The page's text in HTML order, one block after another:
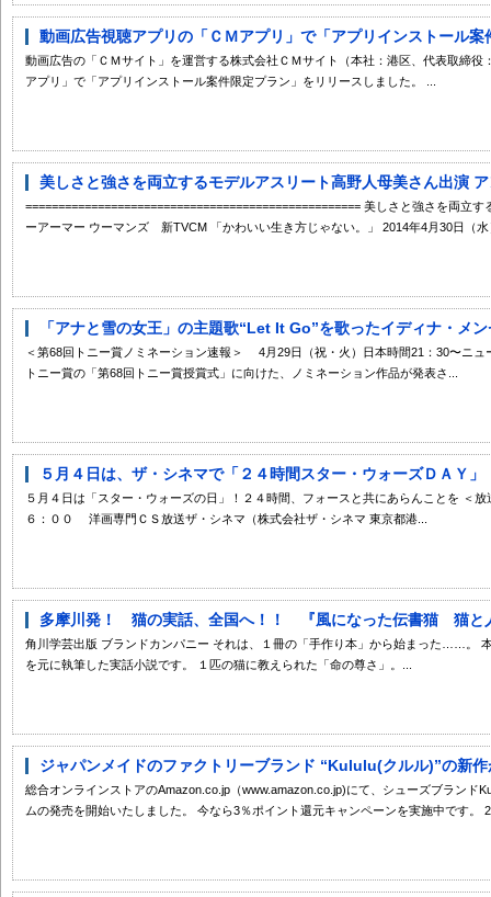
動画広告視聴アプリの「ＣＭアプリ」で「アプリインストール案
動画広告の「ＣＭサイト」を運営する株式会社ＣＭサイト（本社：港区、代表取締
アプリ」で「アプリインストール案件限定プラン」をリリースしました。 ...
美しさと強さを両立するモデルアスリート高野人母美さん出演
=================================================== 美しさと強さを両立
ーアーマー ウーマンズ 新TVCM 「かわいい生き方じゃない。」 2014年4月30日（
「アナと雪の女王」の主題歌“Let It Go”を歌ったイディナ・メ
＜第68回トニー賞ノミネーション速報＞ 4月29日（祝・火）日本時間21：30〜ニュ
トニー賞の「第68回トニー賞授賞式」に向けた、ノミネーション作品が発表さ...
５月４日は、ザ・シネマで「２４時間スター・ウォーズＤＡＹ
５月４日は「スター・ウォーズの日」！２４時間、フォースと共にあらんことを ＜
６：００ 洋画専門ＣＳ放送ザ・シネマ（株式会社ザ・シネマ 東京都港...
多摩川発！ 猫の実話、全国へ！！ 『風になった伝書猫 猫と
角川学芸出版 ブランドカンパニー それは、１冊の「手作り本」から始まった……。
を元に執筆した実話小説です。 １匹の猫に教えられた「命の尊さ」。...
ジャパンメイドのファクトリーブランド “Kululu(クルル)”の新
総合オンラインストアのAmazon.co.jp（www.amazon.co.jp)にて、シューズブランド
ムの発売を開始いたしました。 今なら3％ポイント還元キャンペーンを実施中です。